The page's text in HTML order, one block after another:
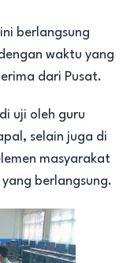
berlangsung
waktu yang
dari Pusat.
uji oleh guru
selain juga di
masyarakat
berlangsung.